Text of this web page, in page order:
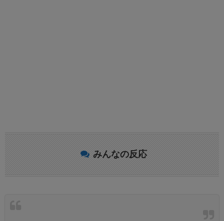
みんなの反応